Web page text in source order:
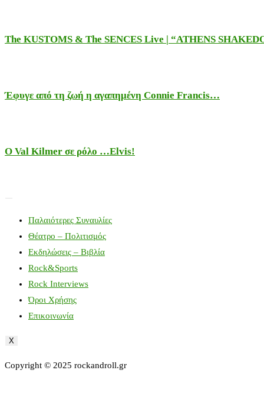
The KUSTOMS & The SENCES Live | “ATHENS
Έφυγε από τη ζωή η αγαπημένη Connie Francis…
Ο Val Kilmer σε ρόλο …Elvis!
Παλαιότερες Συναυλίες
Θέατρο – Πολιτισμός
Εκδηλώσεις – Βιβλία
Rock&Sports
Rock Interviews
Όροι Χρήσης
Επικοινωνία
X
Copyright © 2025 rockandroll.gr